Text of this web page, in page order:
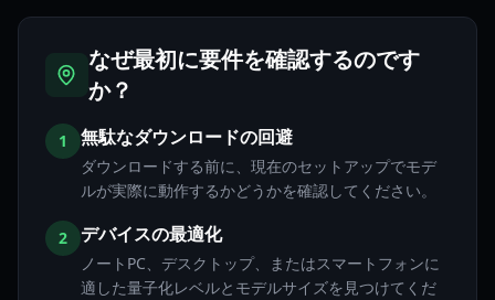
なぜ最初に要件を確認するのです
か？
1 無駄なダウンロードの回避
ダウンロードする前に、現在のセットアップでモデ
ルが実際に動作するかどうかを確認してください。
2 デバイスの最適化
ノートPC、デスクトップ、またはスマートフォンに
適した量子化レベルとモデルサイズを見つけてくだ